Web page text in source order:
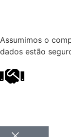
Assumimos o
dados estão